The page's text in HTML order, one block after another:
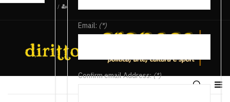
/
Email: (*)
Confirm email Address:(*)